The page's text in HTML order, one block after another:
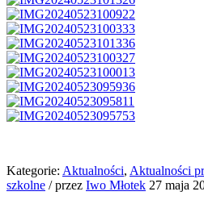
Kategorie: Aktualności, Aktualności
szkolne /przez Iwo Młotek 27 maja